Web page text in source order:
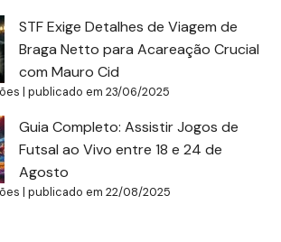
STF Exige Detalhes de Viagem de
Braga Netto para Acareação Crucial
com Mauro Cid
|publicado em 23/06/2025
Guia Completo: Assistir Jogos de
Futsal ao Vivo entre 18 e 24 de
Agosto
|publicado em 22/08/2025